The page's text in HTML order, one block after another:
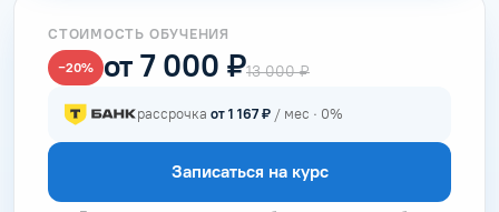
СТОИМОСТЬ ОБУЧЕНИЯ
−20% от 7 000 ₽13 000 ₽
рассрочка от 1 167 ₽ / мес · 0%
Записаться на курс